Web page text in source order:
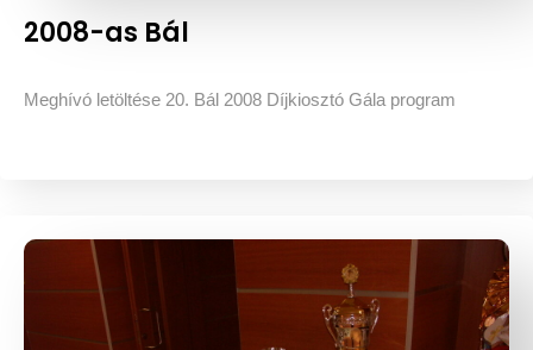
2008-as Bál
Meghívó letöltése 20. Bál 2008 Díjkiosztó Gála program